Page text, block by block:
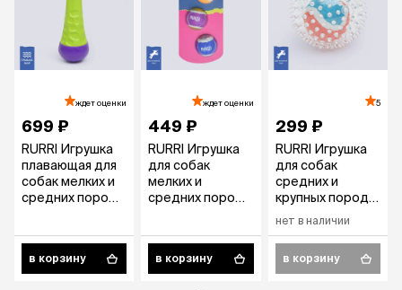
ждет оценки
699 ₽
RURRI Игрушка
плавающая для
собак мелких и
средних пород
цвет в
ассортименте
в корзину
ждет оценки
449 ₽
RURRI Игрушка
для собак
мелких и
средних пород
мячиков, 5 см,
цвет в
ассортименте
в корзину
5
299 ₽
RURRI Игрушка
для собак
средних и
крупных пород
ассортименте
нет в наличии
в корзину